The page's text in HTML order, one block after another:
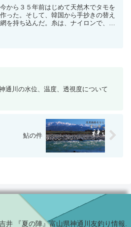
今から３５年前はじめて天然木でタモを
作った。そして、韓国から手抄きの替え
網を持ち込んだ。糸は、ナイロンで、２
通川の水位、温度、透視度について
鮎の件
井 『夏の陣』富山県神通川友釣り情報.